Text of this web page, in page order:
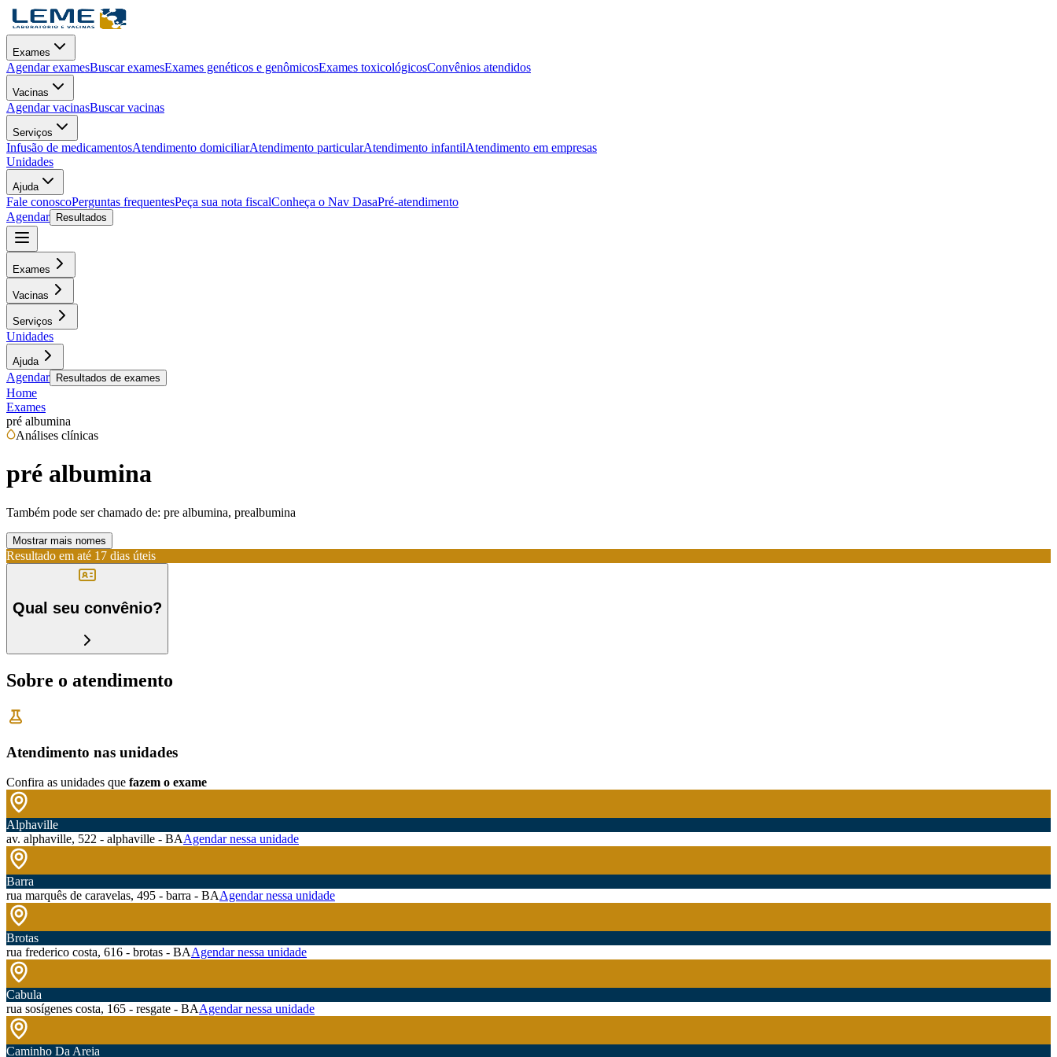
Exames
Agendar examesBuscar examesExames genéticos e genômicosExames toxicológicosConvênios atendidos
Vacinas
Agendar vacinasBuscar vacinas
Serviços
Infusão de medicamentosAtendimento domiciliarAtendimento particularAtendimento infantilAtendimento em empresas
Unidades
Ajuda
Fale conoscoPerguntas frequentesPeça sua nota fiscalConheça o Nav DasaPré-atendimento
Agendar
Resultados
Exames
Vacinas
Serviços
Unidades
Ajuda
Agendar Resultados de exames
Home
Exames
pré albumina
Análises clínicas
pré albumina
Também pode ser chamado de: pre albumina, prealbumina
Mostrar mais nomes
Resultado em até 17 dias úteis
Qual seu convênio?
Sobre o atendimento
Atendimento nas unidades
Confira as unidades que fazem o exame
Alphaville
av. alphaville, 522 - alphaville - BAAgendar nessa unidade
Barra
rua marquês de caravelas, 495 - barra - BAAgendar nessa unidade
Brotas
rua frederico costa, 616 - brotas - BAAgendar nessa unidade
Cabula
rua sosígenes costa, 165 - resgate - BAAgendar nessa unidade
Caminho Da Areia